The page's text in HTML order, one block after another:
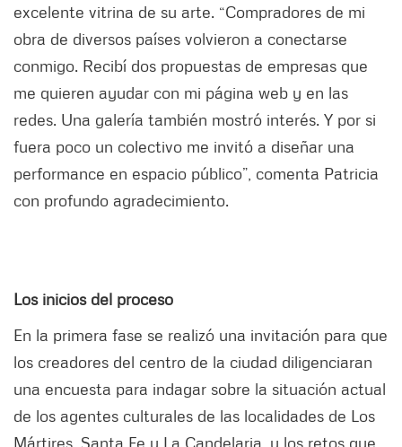
excelente vitrina de su arte. “Compradores de mi
obra de diversos países volvieron a conectarse
conmigo. Recibí dos propuestas de empresas que
me quieren ayudar con mi página web y en las
redes. Una galería también mostró interés. Y por si
fuera poco un colectivo me invitó a diseñar una
performance en espacio público”, comenta Patricia
con profundo agradecimiento.
Los inicios del proceso
En la primera fase se realizó una invitación para que
los creadores del centro de la ciudad diligenciaran
una encuesta para indagar sobre la situación actual
de los agentes culturales de las localidades de Los
Mártires, Santa Fe y La Candelaria, y los retos que